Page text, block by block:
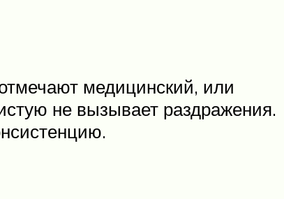
медицинский, или
не вызывает раздражения.